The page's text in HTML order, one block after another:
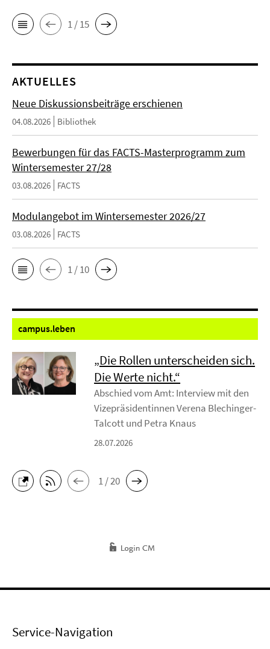
1 / 15
AKTUELLES
Neue Diskussionsbeiträge erschienen
04.08.2026 Bibliothek
Bewerbungen für das FACTS-Masterprogramm zum
Wintersemester 27/28
03.08.2026 FACTS
Modulangebot im Wintersemester 2026/27
03.08.2026 FACTS
1 / 10
campus.leben
„Die Rollen unterscheiden sich.
Die Werte nicht.“
Abschied vom Amt: Interview mit den
Vizepräsidentinnen Verena Blechinger-
Talcott und Petra Knaus
28.07.2026
1 / 20
Service-Navigation